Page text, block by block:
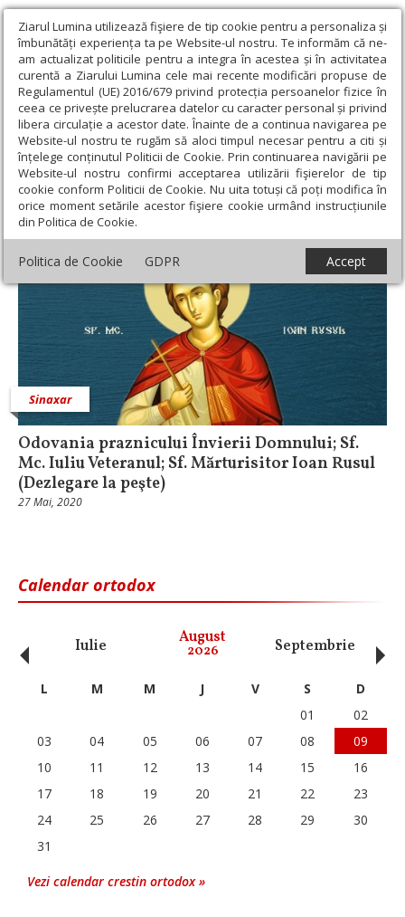
Ziarul Lumina utilizează fişiere de tip cookie pentru a personaliza și
îmbunătăți experiența ta pe Website-ul nostru. Te informăm că ne-
am actualizat politicile pentru a integra în acestea și în activitatea
curentă a Ziarului Lumina cele mai recente modificări propuse de
Regulamentul (UE) 2016/679 privind protecția persoanelor fizice în
ceea ce privește prelucrarea datelor cu caracter personal și privind
libera circulație a acestor date. Înainte de a continua navigarea pe
Website-ul nostru te rugăm să aloci timpul necesar pentru a citi și
înțelege conținutul Politicii de Cookie. Prin continuarea navigării pe
Website-ul nostru confirmi acceptarea utilizării fişierelor de tip
cookie conform Politicii de Cookie. Nu uita totuși că poți modifica în
orice moment setările acestor fişiere cookie urmând instrucțiunile
din Politica de Cookie.
Politica de Cookie GDPR Accept
Ziarul Lumina › 27 mai 2020 - Articole asociate
27 mai 2020 - Articole asociate
Sinaxar
Odovania praznicului Învierii Domnului; Sf.
Mc. Iuliu Veteranul; Sf. Mărturisitor Ioan Rusul
(Dezlegare la peşte)
27 Mai, 2020
Calendar ortodox
Iulie August
2026 Septembrie
‹ L M M J V S
D
01
02
03
04 05 06 07 08
09
10
11 12 13 14 15
16
17
18 19 20 21 22
23
24
25 26 27 28 29
30
31
Vezi calendar crestin ortodox »